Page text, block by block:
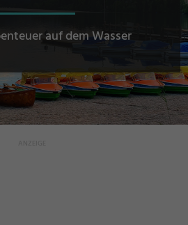
auf dem Wasser